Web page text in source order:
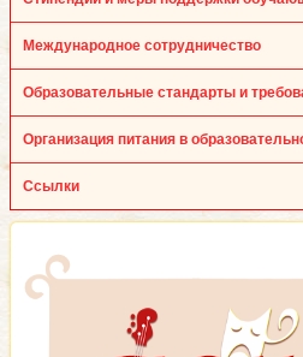
Международное сотрудничество
Образовательные стандарты и
Организация питания в
Ссылки